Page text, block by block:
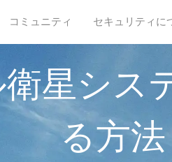
コミュニティ セキュリティに
星シス
る方法